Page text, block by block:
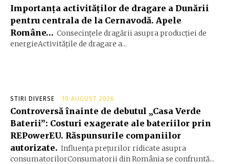
Importanța activităților de dragare a Dunării
pentru centrala de la Cernavodă. Apele
Române… Consecințele dragării asupra producției de
energieActivitățile de dragare a...
STIRI DIVERSE 10 AUGUST 2026
Controversă înainte de debutul „Casa Verde
Baterii”: Costuri exagerate ale bateriilor prin
REPowerEU. Răspunsurile companiilor
autorizate. Influența prețurilor ridicate asupra
consumatorilorConsumatorii din România se confruntă...